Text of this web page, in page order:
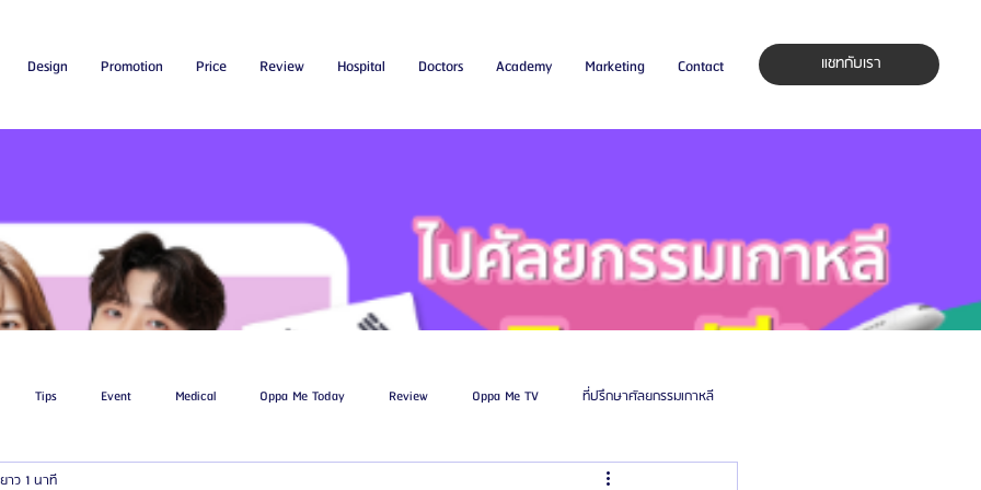
Design Promotion Price Review Hospital Doctors Academy Marketing Contact แชทกับเรา
Tips Event Medical Oppa Me Today Review Oppa Me TV ที่ปรึกษาศัลยกรรมเกาหลี
ขมัน ศัลยแพทย์ ประเทศเกาหลี
ยาว 1 นาที